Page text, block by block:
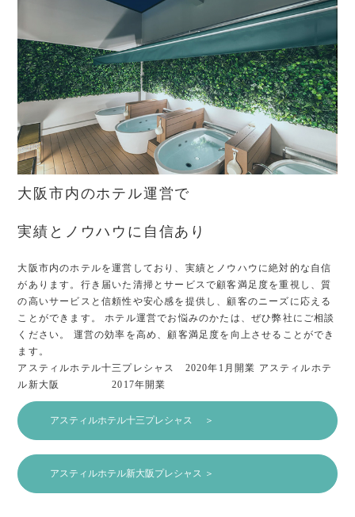
大阪市内のホテル運営で
実績とノウハウに自信あり
大阪市内のホテルを運営しており、実績とノウハウに絶対的な自信
があり ます。行き届いた清掃とサービスで顧客満足度を重視し、質
の高いサー ビスと信頼性や安心感を提供し、顧客のニーズに応える
ことができます。
ホテル運営でお悩みのかたは、ぜひ弊社にご相談
ください。
運営の効率を高め、顧客満足度を向上させることができ
ます。
アスティルホテル十三プレシャス 2020年1月開業 アスティルホテ
ル新大阪 2017年開業
アスティルホテル十三プレシャス ＞
アスティルホテル新大阪プレシャス ＞